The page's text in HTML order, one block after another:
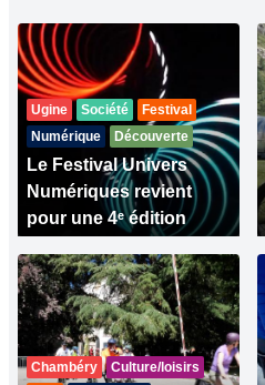
Ugine Société
Festival
Numérique
Découverte
Le Festival Univers
Numériques revient
pour une 4ᵉ édition
Chambéry
Culture/loisirs